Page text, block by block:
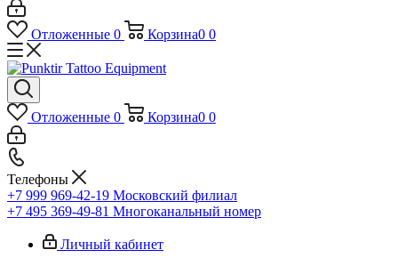
Отложенные 0 Корзина0 0
Отложенные 0 Корзина0 0
Телефоны
+7 999 969-42-19 Московский филиал
+7 495 369-49-81 Многоканальный номер
Личный кабинет